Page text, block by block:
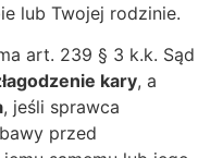
lub Twojej rodzinie.
art. 239 § 3 k.k. Sąd
kary, a
, jeśli sprawca
przed